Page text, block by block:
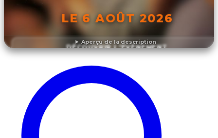
Aperçu de la description
LE 6 AOÛT 2026
DÉCOUVRIR L'ÉVÉNEMENT